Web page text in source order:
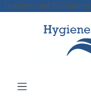
Zum Hauptinhalt
Hygiene und